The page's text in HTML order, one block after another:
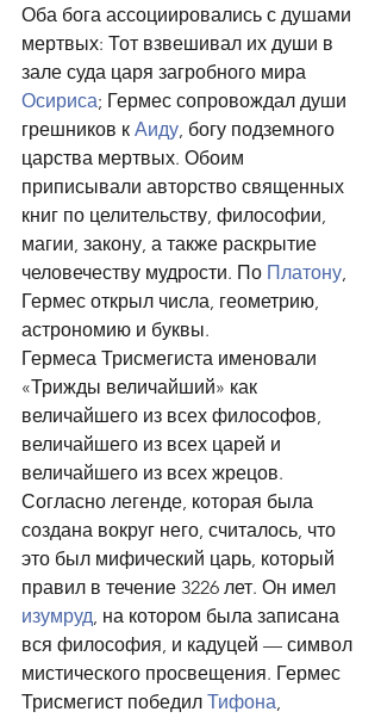
Оба бога ассоциировались с душами
мертвых: Тот взвешивал их души в
зале суда царя загробного мира
Осириса; Гермес сопровождал души
грешников к Аиду, богу подземного
царства мертвых. Обоим
приписывали авторство священных
книг по целительству, философии,
магии, закону, а также раскрытие
человечеству мудрости. По Платону,
Гермес открыл числа, геометрию,
астрономию и буквы.
Гермеса Трисмегиста именовали
«Трижды величайший» как
величайшего из всех философов,
величайшего из всех царей и
величайшего из всех жрецов.
Согласно легенде, которая была
создана вокруг него, считалось, что
это был мифический царь, который
правил в течение 3226 лет. Он имел
изумруд, на котором была записана
вся философия, и кадуцей — символ
мистического просвещения. Гермес
Трисмегист победил Тифона,